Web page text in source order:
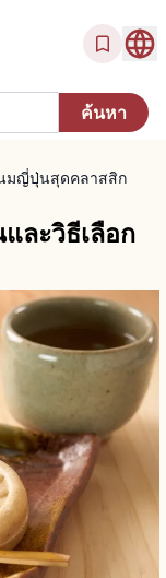
มญี่ปุ่นสุดคลาสสิก
ละวิธีเลือก